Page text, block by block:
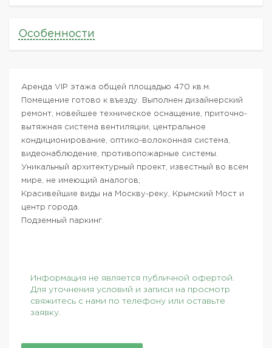
Особенности
Аренда VIP этажа общей площадью 470 кв.м.
Помещение готово к въезду. Выполнен дизайнерский
ремонт, новейшее техническое оснащение, приточно-
вытяжная система вентиляции, центральное
кондиционирование, оптико-волоконная система,
видеонаблюдение, противопожарные системы.
Уникальный архитектурный проект, известный во всем
мире, не имеющий аналогов;
Красивейшие виды на Москву-реку, Крымский Мост и
центр города.
Подземный паркинг.
Информация не является публичной офертой.
Для уточнения условий и записи на просмотр
свяжитесь с нами по телефону или оставьте
заявку.